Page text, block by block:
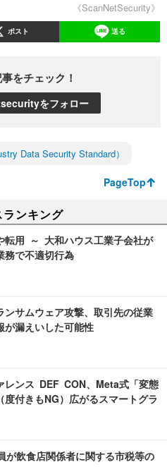
《ScanNetSecurity》
ポスト 送る
をチェック！
をフォロー
Data Security Standard）
PageTop
ランキング
転用 ～ 大和ハウス工業子会社が
務で不適切行為
ンサムウェア攻撃、取引先の従業
が漏えいした可能性
レンス DEF CON、Meta式「変態
度付きもNG）広がるスマートグラ
が飲食店関係者に関する市税等の